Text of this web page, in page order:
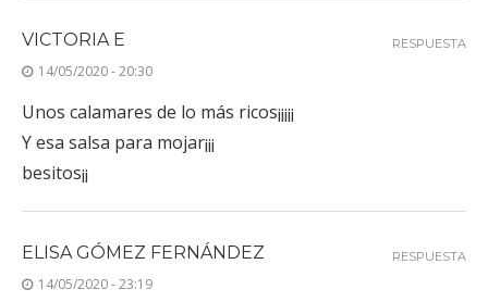
VICTORIA E
14/05/2020 - 20:30
Unos calamares de lo más ricos¡¡¡¡¡
Y esa salsa para mojar¡¡¡
besitos¡¡
RESPUESTA
ELISA GÓMEZ FERNÁNDEZ
14/05/2020 - 23:19
RESPUESTA